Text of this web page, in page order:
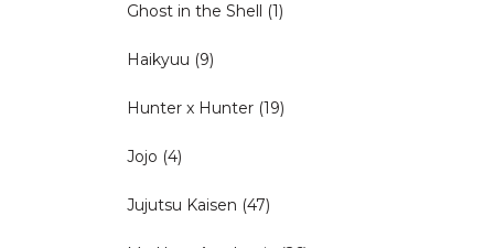
Ghost in the Shell (1)
Haikyuu (9)
Hunter x Hunter (19)
Jojo (4)
Jujutsu Kaisen (47)